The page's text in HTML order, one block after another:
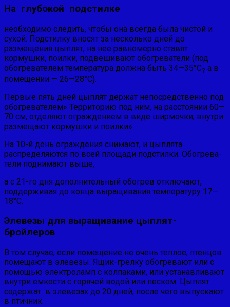
На глубокой подстилке
необходимо следить, чтобы она всегда была чистой и
сухой. Подстил­ку вносят за несколько дней до
размещения цыплят, на нее равномерно ставят
кормушки, поилки, подвешивают обогреватели (под
обогревателем температура должна быть 34—35°С? а в
помещении — 26—28°С).
Первые пять дней цыплят держат непосредственно под
обогревателем» Тер­риторию под ним, на расстоянии 60—
70 см, отделяют ог­раждением в виде ширмочки, внутри
размещают кормуш­ки и поилки»
На 10-й день ограждения снимают, и цыпля­та
распределяются по всей площади подстилки. Обогрева­
тели поднимают выше,
а с 21-го дня дополнительный обогрев отключают,
поддержи­вая до конца выращивания температуру 17—
18°С.
Элевезы для выращивание цыплят-
бройлеров
В том случае, если по­мещение не очень теплое, птенцов
помещают в элевезы. Ящик-грелку обогрева­ют или с
помощью элект­роламп с колпаками, или устанавливают
внутри ем­кости с горячей водой или песком. Цыплят
содержат в элевезах до 20 дней, после чего выпускают
в птичник.